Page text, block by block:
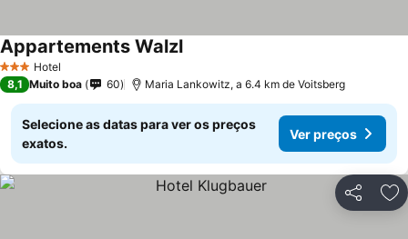
3 EstrelasHotel
Appartements Walzl
8,1 Muito boa 60 Maria Lankowitz, a 6.4 km de Voitsberg
Selecione as datas para ver os preços
exatos.
Ver preços
Partilhar